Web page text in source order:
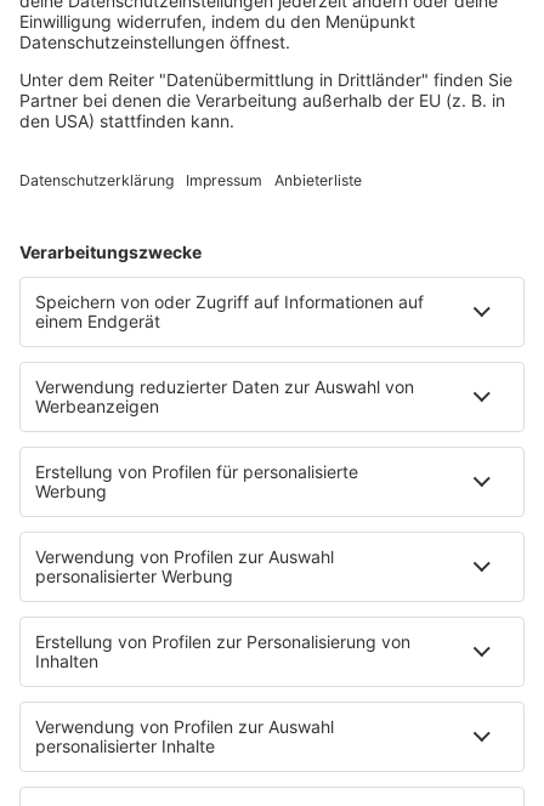
RnB Ballads
Rock
Soul & RnB
Techno
Trance
Podcast
Pop Crimes
The Story / Loveparade
90er Kids mit Oli.P
YouTube
90s90s DE:CODED
Musik
News
HITstory
Was macht eigentlich?
Listing
Back to the 90s